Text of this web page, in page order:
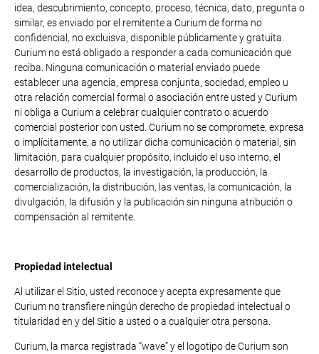
idea, descubrimiento, concepto, proceso, técnica, dato, pregunta o
similar, es enviado por el remitente a Curium de forma no
confidencial, no excluisva, disponible públicamente y gratuita.
Curium no está obligado a responder a cada comunicación que
reciba. Ninguna comunicación o material enviado puede
establecer una agencia, empresa conjunta, sociedad, empleo u
otra relación comercial formal o asociación entre usted y Curium
ni obliga a Curium a celebrar cualquier contrato o acuerdo
comercial posterior con usted. Curium no se compromete, expresa
o implícitamente, a no utilizar dicha comunicación o material, sin
limitación, para cualquier propósito, incluido el uso interno, el
desarrollo de productos, la investigación, la producción, la
comercialización, la distribución, las ventas, la comunicación, la
divulgación, la difusión y la publicación sin ninguna atribución o
compensación al remitente.
Propiedad intelectual
Al utilizar el Sitio, usted reconoce y acepta expresamente que
Curium no transfiere ningún derecho de propiedad intelectual o
titularidad en y del Sitio a usted o a cualquier otra persona.
Curium, la marca registrada “wave” y el logotipo de Curium son